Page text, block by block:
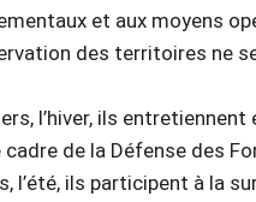
et aux moyens
des territoires ne
l’hiver, ils
cadre de la Défense des
l’été, ils participent à la